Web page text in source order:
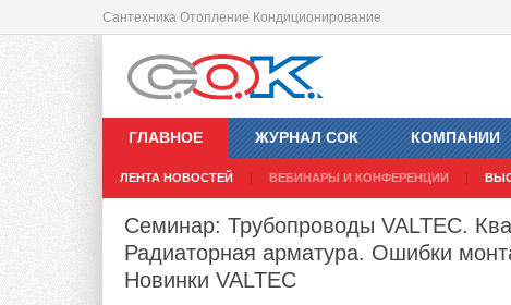
Сантехника Отопление Кондиционирование
ГЛАВНОЕ
ЛЕНТА НОВОСТЕЙ ВЕБИНАРЫ И КОНФЕРЕНЦИИ
ЖУРНАЛ СОК КОМПАНИИ
Семинар: Трубопроводы VALTEC.
Радиаторная арматура. Ошибки
Новинки VALTEC